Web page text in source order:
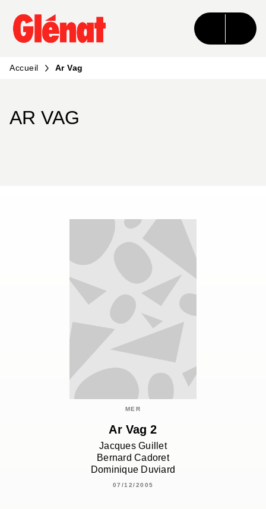
MENU RECHERCHE CONTENU
PIED DE PAGE
Accueil Ar Vag
AR VAG
MER
Ar Vag 2
Jacques Guillet
Bernard Cadoret
Dominique Duviard
07/12/2005